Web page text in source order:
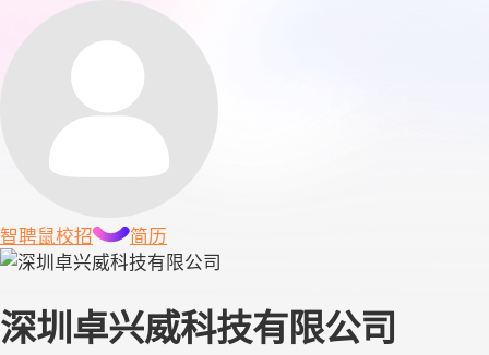
智聘鼠校招 简历
深圳卓兴威科技有限公司